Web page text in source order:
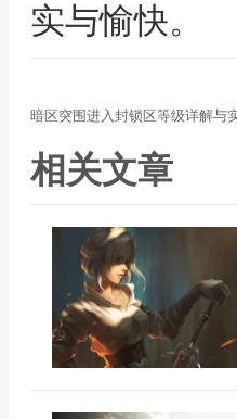
实与愉快。
暗区突围进入封锁区等级详解与
相关文章